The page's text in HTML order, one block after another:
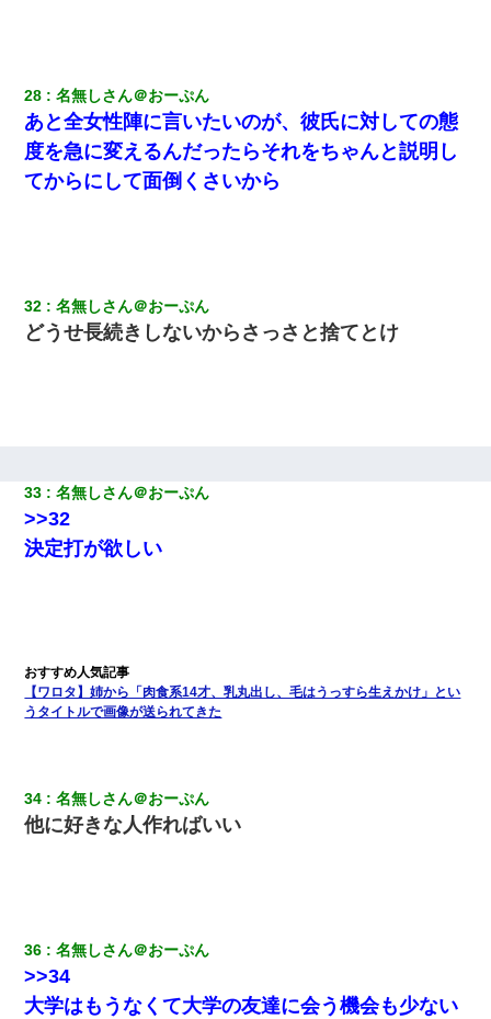
28 名無しさん＠おーぷん
あと全女性陣に言いたいのが、彼氏に対しての態
度を急に変えるんだったらそれをちゃんと説明し
てからにして面倒くさいから
32 名無しさん＠おーぷん
どうせ長続きしないからさっさと捨てとけ
33 名無しさん＠おーぷん
>>32
決定打が欲しい
【ワロタ】姉から「肉食系14才、乳丸出し、毛はうっすら生えかけ」とい
うタイトルで画像が送られてきた
34 名無しさん＠おーぷん
他に好きな人作ればいい
36 名無しさん＠おーぷん
>>34
大学はもうなくて大学の友達に会う機会も少ない